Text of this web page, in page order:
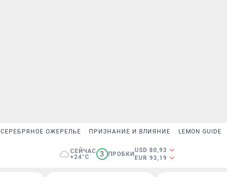
СЕРЕБРЯНОЕ ОЖЕРЕЛЬЕ ПРИЗНАНИЕ И ВЛИЯНИЕ LEMON GUIDE
СЕЙЧАС
+24°C
3 ПРОБКИ
USD 80,93
EUR 93,19